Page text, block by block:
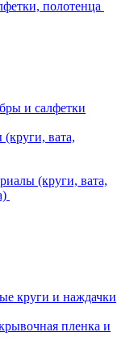
полотенца
и салфетки
вата,
(круги, вата,
круги и наждачки
пленка и